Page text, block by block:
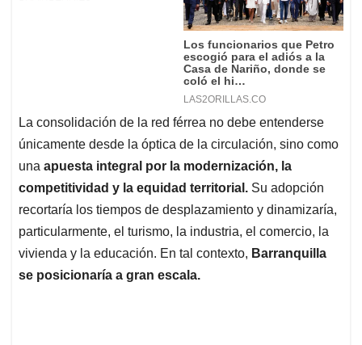
La consolidación de la red férrea no debe entenderse
únicamente desde la óptica de la circulación, sino como
una apuesta integral por la modernización, la
competitividad y la equidad territorial. Su adopción
recortaría los tiempos de desplazamiento y dinamizaría,
particularmente, el turismo, la industria, el comercio, la
vivienda y la educación. En tal contexto, Barranquilla
se posicionaría a gran escala.